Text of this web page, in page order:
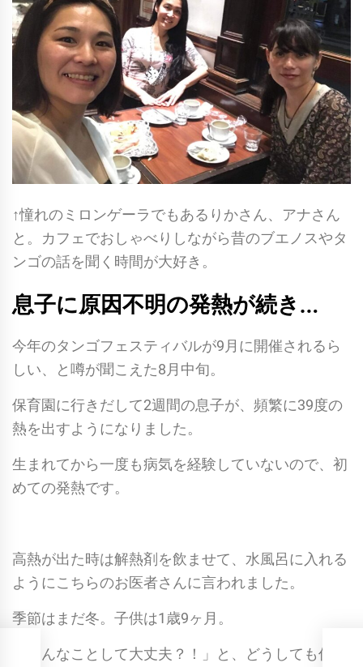
↑憧れのミロンゲーラでもあるりかさん、アナさん
と。カフェでおしゃべりしながら昔のブエノスやタ
ンゴの話を聞く時間が大好き。
息子に原因不明の発熱が続き…
今年のタンゴフェスティバルが9月に開催されるら
しい、と噂が聞こえた8月中旬。
保育園に行きだして2週間の息子が、頻繁に39度の
熱を出すようになりました。
生まれてから一度も病気を経験していないので、初
めての発熱です。
高熱が出た時は解熱剤を飲ませて、水風呂に入れる
ようにこちらのお医者さんに言われました。
季節はまだ冬。子供は1歳9ヶ月。
「そんなことして大丈夫？！」と、どうしても信じ